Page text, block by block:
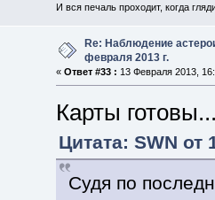
И вся печаль проходит, когда
Re: Наблюдение
февраля 2013 г.
« Ответ #33 : 13 Февраля 2013,
Карты
Цитата: SWN от
Судя по